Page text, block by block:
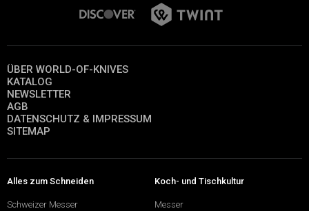
ÜBER WORLD-OF-KNIVES
KATALOG
NEWSLETTER
AGB
DATENSCHUTZ & IMPRESSUM
SITEMAP
Alles zum Schneiden
Schweizer Messer
Koch- und Tischkultur
Messer